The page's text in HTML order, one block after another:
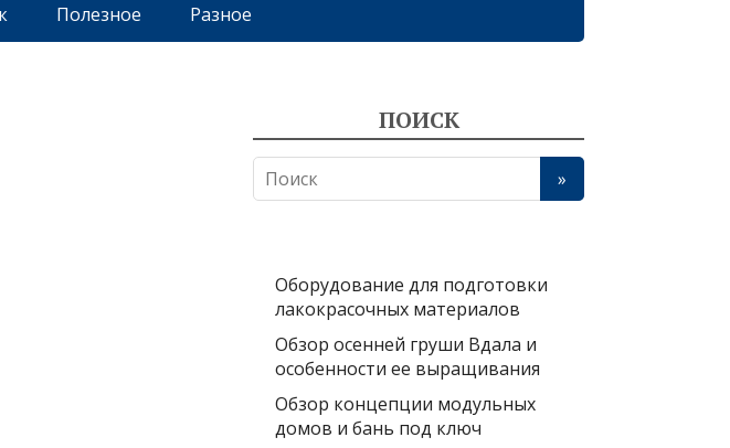
Полезное Разное
ПОИСК
Оборудование для подготовки
лакокрасочных материалов
Обзор осенней груши Вдала и
особенности ее выращивания
Обзор концепции модульных
домов и бань под ключ